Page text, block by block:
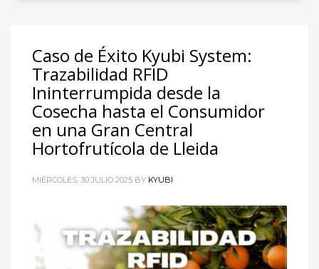
Caso de Éxito Kyubi System:
Trazabilidad RFID
Ininterrumpida desde la
Cosecha hasta el Consumidor
en una Gran Central
Hortofrutícola de Lleida
MIÉRCOLES, 30 JULIO 2025 BY KYUBI